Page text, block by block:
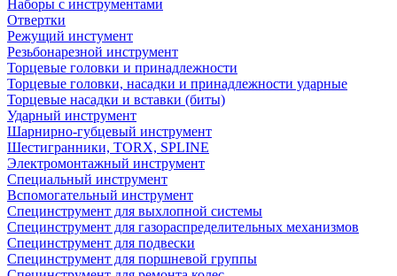
Наборы с инструментами
Отвертки
Режущий инстумент
Резьбонарезной инструмент
Торцевые головки и принадлежности
Торцевые головки, насадки и принадлежности ударные
Торцевые насадки и вставки (биты)
Ударный инструмент
Шарнирно-губцевый инструмент
Шестигранники, TORX, SPLINE
Электромонтажный инструмент
Специальный инструмент
Вспомогательный инструмент
Специнструмент для выхлопной системы
Специнструмент для газораспределительных механизмов
Специнструмент для подвески
Специнструмент для поршневой группы